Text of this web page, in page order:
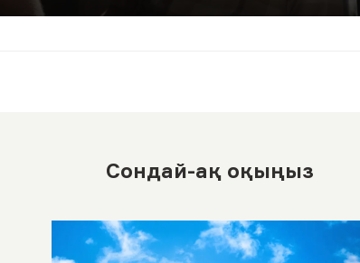
Сондай-ақ оқыңыз